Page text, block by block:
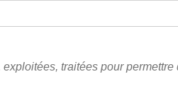
traitées pour permettre